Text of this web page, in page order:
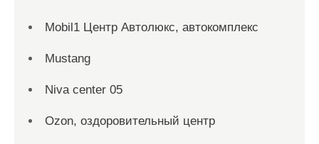
Mobil1 Центр Автолюкс, автокомплекс
Mustang
Niva center 05
Ozon, оздоровительный центр